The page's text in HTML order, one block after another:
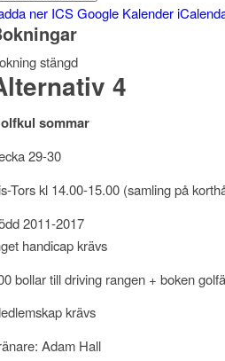
ner ICSGoogle Kalender
stängd
4
sommar
29-30
Tors kl 14.00-15.00 (samling på
2011-2017
handicap krävs
bollar till driving rangen + boken
krävs
Adam Hall